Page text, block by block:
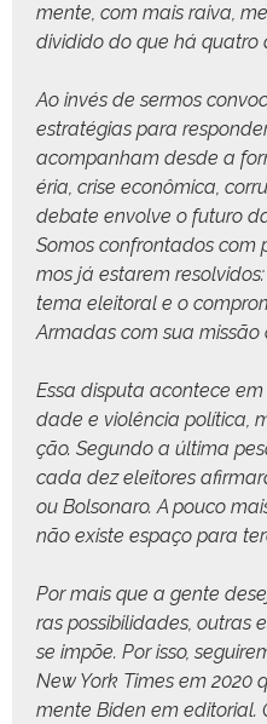
mente, com mais rai­va,
divi­di­do do que há qua­tro
Ao invés de ser­mos
estraté­gias para
acom­pan­ham des­de a
éria, crise econômi­ca,
debate envolve o futuro
Somos con­fronta­dos
mos já estarem
tema eleitoral e o
Armadas com sua mis­são
Essa dis­pu­ta acon­tece
dade e vio­lên­cia políti­ca,
ção. Segun­do a últi­ma
cada dez eleitores
ou Bol­sonaro. A pouco
não existe espaço para
Por mais que a gente
ras pos­si­bil­i­dades, out­ras
se impõe. Por isso,
New York Times em
mente Biden em edi­to­r­i­al.